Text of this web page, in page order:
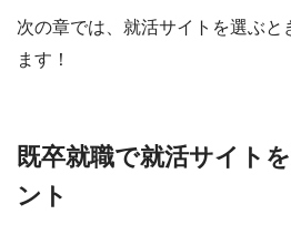
次の章では、就活サイトを選ぶと
ます！
既卒就職で就活サイト
ント